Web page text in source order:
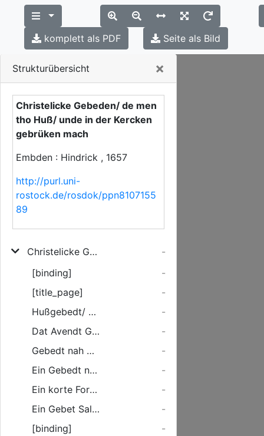
Strukturübersicht ×
Christelicke Gebeden/ de men
tho Huß/ unde in der Kercken
gebrüken mach
Embden : Hindrick , 1657
http://purl.uni-
rostock.de/rosdok/ppn8107155
89
Christelicke Gebeden/ de men tho Huß/ unde in der Kercken gebrüken mach
-
[binding]
-
[title_page]
-
Hußgebedt/ Vor de Christelicke Hueßvedere vnd ehr Gesinde. Dat Morgen Gebedt.
-
Dat Avendt Gebedt.
-
Gebedt nah dem Ethen.
-
Ein Gebedt nah der Predige / ...
-
Ein korte Forme des Gebedes Nah der Predige.
-
Ein Gebet Salamonis.
-
[binding]
-
komplett als PDF Seite als Bild